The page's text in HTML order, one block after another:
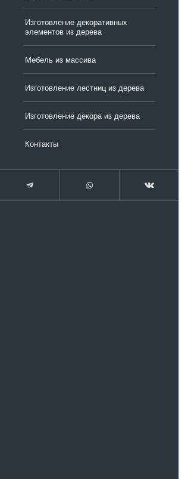
Изготовление декоративных
элементов из дерева
Мебель из массива
Изготовление лестниц из дерева
Изготовление декора из дерева
Контакты